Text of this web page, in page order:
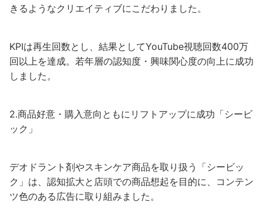
きるようなクリエイティブにこだわりました。
KPIは再生回数とし、結果としてYouTube視聴回数400万
回以上を達成。若年層の認知度・興味関心度の向上に成功
しました。
2.商品好意・購入意向ともにリフトアップに成功「シービ
ック」
デオドラント剤やスキンケア商品を取り扱う「シービッ
ク」は、認知拡大と店頭での商品想起を目的に、コンテン
ツ色のある広告に取り組みました。